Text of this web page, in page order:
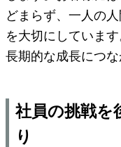
どまらず、一人の
を大切にしていま
長期的な成長につな
社員の挑戦を
り